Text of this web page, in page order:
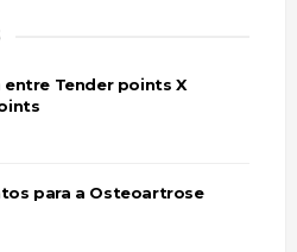
entre Tender points X
para a Osteoartrose